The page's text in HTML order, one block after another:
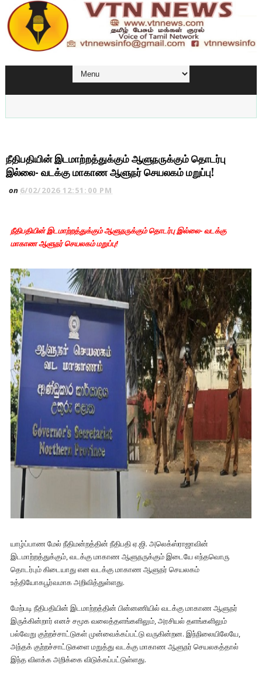
நீதிபதியின் இடமாற்றத்துக்கும் ஆளுநருக்கும் தொடர்பு
இல்லை- வடக்கு மாகாண ஆளுநர் செயலகம் மறுப்பு!
on 6/02/2026 12:51:00 PM
நீதிபதியின் இடமாற்றத்துக்கும் ஆளுநருக்கும் தொடர்பு இல்லை- வடக்கு
மாகாண ஆளுநர் செயலகம் மறுப்பு!
யாழ்ப்பாண மேல் நீதிமன்றத்தின் நீதிபதி ஏ.ஜி. அலெக்ஸ்ராஜாவின்
இடமாற்றத்துக்கும், வடக்கு மாகாண ஆளுநருக்கும் இடையே எந்தவொரு
தொடர்பும் கிடையாது என வடக்கு மாகாண ஆளுநர் செயலகம்
உத்தியோகபூர்வமாக அறிவித்துள்ளது.
மேற்படி நீதிபதியின் இடமாற்றத்தின் பின்னணியில் வடக்கு மாகாண ஆளுநர்
இருக்கின்றார் எனச் சமூக வலைத்தளங்களிலும், அரசியல் தளங்களிலும்
பல்வேறு குற்றச்சாட்டுகள் முன்வைக்கப்பட்டு வருகின்றன. இந்நிலையிலேயே,
அந்தக் குற்றச்சாட்டுகளை மறுத்து வடக்கு மாகாண ஆளுநர் செயலகத்தால்
இந்த விளக்க அறிக்கை விடுக்கப்பட்டுள்ளது.